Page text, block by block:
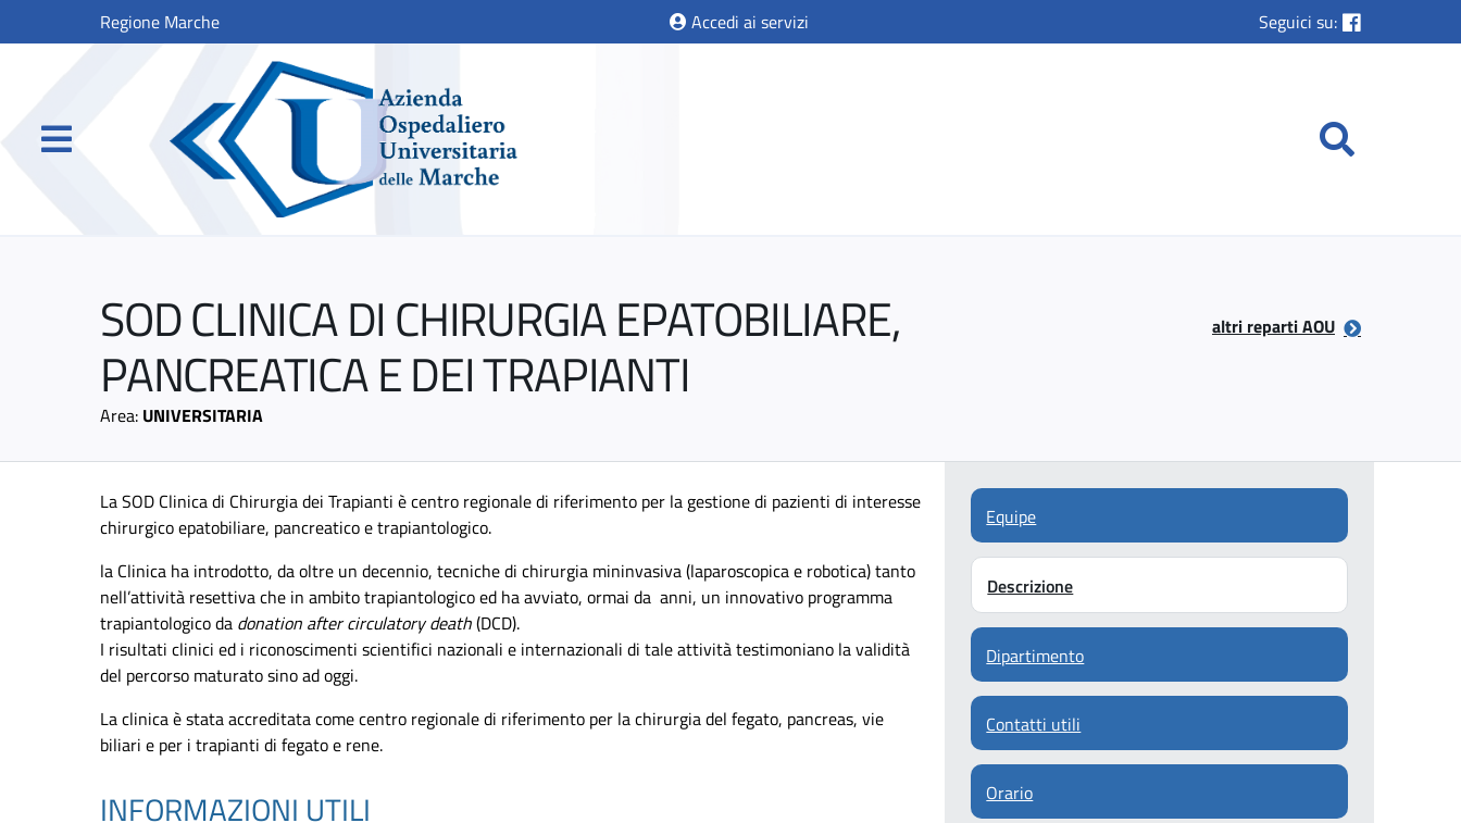
Regione Marche Accedi ai servizi Seguici su:
SOD CLINICA DI CHIRURGIA EPATOBILIARE,
PANCREATICA E DEI TRAPIANTI
Area: UNIVERSITARIA
altri reparti AOU
La SOD Clinica di Chirurgia dei Trapianti è centro regionale di riferimento per la gestione di pazienti di interesse
chirurgico epatobiliare, pancreatico e trapiantologico.
la Clinica ha introdotto, da oltre un decennio, tecniche di chirurgia mininvasiva (laparoscopica e robotica) tanto
nell’attività resettiva che in ambito trapiantologico ed ha avviato, ormai da anni, un innovativo programma
trapiantologico da donation after circulatory death(DCD).
I risultati clinici ed i riconoscimenti scientifici nazionali e internazionali di tale attività testimoniano la validità
del percorso maturato sino ad oggi.
La clinica è stata accreditata come centro regionale di riferimento per la chirurgia del fegato, pancreas, vie
biliari e per i trapianti di fegato e rene.
INFORMAZIONI UTILI
Equipe
Descrizione
Dipartimento
Contatti utili
Orario